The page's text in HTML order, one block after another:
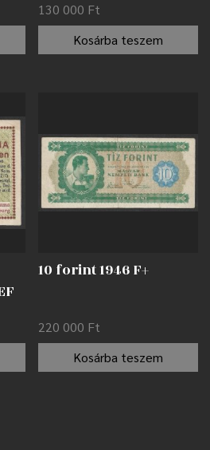
130 000 Ft
Kosárba teszem
10 forint 1946 F+
220 000 Ft
Kosárba teszem